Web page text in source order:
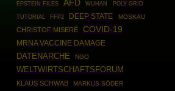
EPSTEIN FILES
AFD WUHAN
POLY GRID
TUTORIAL
FFP2 DEEP STATE MOSKAU
CHRISTOF MISERÉ COVID-19
MRNA VACCINE DAMAGE
DATENARCHE NGO
WELTWIRTSCHAFTSFORUM
KLAUS SCHWAB MARKUS SÖDER